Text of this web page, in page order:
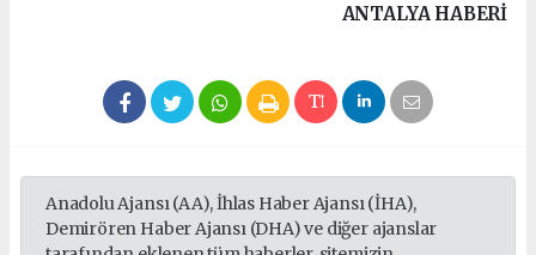
ANTALYA HABERİ
Anadolu Ajansı (AA), İhlas Haber Ajansı (İHA),
Demirören Haber Ajansı (DHA) ve diğer ajanslar